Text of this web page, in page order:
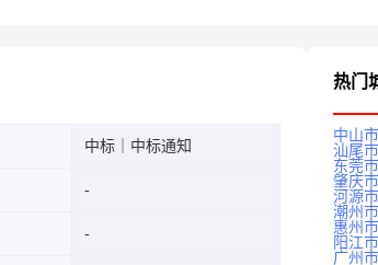
中标｜中标通知
热门
中山
汕尾
东莞
肇庆
河源
潮州
惠州
阳江
广州